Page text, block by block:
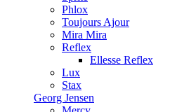
Phlox
Toujours Ajour
Mira Mira
Reflex
Ellesse Reflex
Lux
Stax
Georg Jensen